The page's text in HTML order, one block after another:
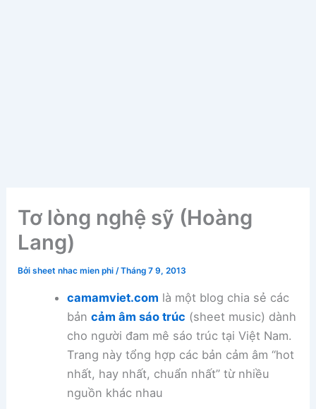
Tơ lòng nghệ sỹ (Hoàng
Lang)
Bởisheet nhac mien phi/Tháng 7 9, 2013
camamviet.com là một blog chia sẻ các
bản cảm âm sáo trúc (sheet music) dành
cho người đam mê sáo trúc tại Việt Nam.
Trang này tổng hợp các bản cảm âm “hot
nhất, hay nhất, chuẩn nhất” từ nhiều
nguồn khác nhau